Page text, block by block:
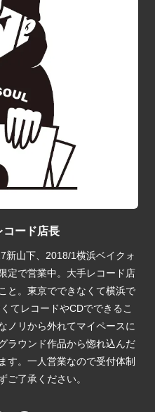
コード店長
山下、2018/1横浜ベイクォ
定で営業中。大手レコード店
と。東京でできなくて横浜で
てレコードやCDでできるこ
ノリから外れてマイペースに
ラウンド作品から惚れ込んだ
す。一人営業なので受付体制
ご了承ください。